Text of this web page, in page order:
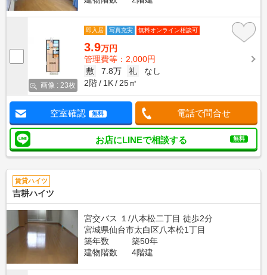
画像 : 23枚
即入居 写真充実 無料オンライン相談可
3.9万円
管理費等：2,000円
敷
7.8万 礼
なし
2階
1K 25㎡
空室確認 無料 電話で問合せ
お店にLINEで相談する 無料
賃貸ハイツ
吉耕ハイツ
宮交バス １/八本松二丁目 徒歩2分
宮城県仙台市太白区八本松1丁目
築年数
築50年
建物階数
4階建